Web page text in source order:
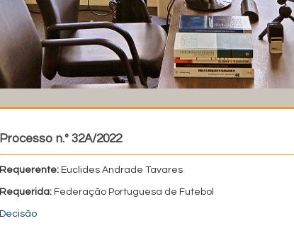
Processo n.º 32A/2022
Requerente: Euclides Andrade Tavares
Requerida: Federação Portuguesa de Futebol
Decisão